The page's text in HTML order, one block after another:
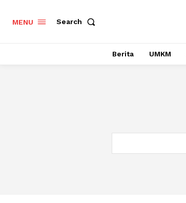
MENU Search
Berita UMKM